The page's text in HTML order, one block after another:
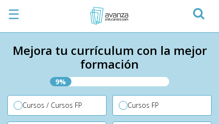
☰
Mejora tu currículum con la mejor
formación
9%
Cursos / Cursos FP Cursos FP